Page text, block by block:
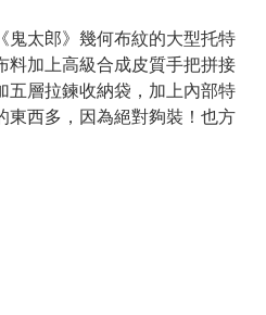
鬼太郎》幾何布紋的大型托特
料加上高級合成皮質手把拼接
五層拉鍊收納袋，加上內部特
東西多，因為絕對夠裝！也方